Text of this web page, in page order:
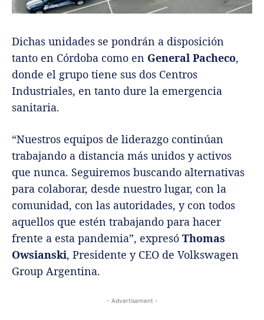
Dichas unidades se pondrán a disposición
tanto en Córdoba como en General Pacheco,
donde el grupo tiene sus dos Centros
Industriales, en tanto dure la emergencia
sanitaria.
“Nuestros equipos de liderazgo continúan
trabajando a distancia más unidos y activos
que nunca. Seguiremos buscando alternativas
para colaborar, desde nuestro lugar, con la
comunidad, con las autoridades, y con todos
aquellos que estén trabajando para hacer
frente a esta pandemia”, expresó Thomas
Owsianski, Presidente y CEO de Volkswagen
Group Argentina.
- Advertisement -